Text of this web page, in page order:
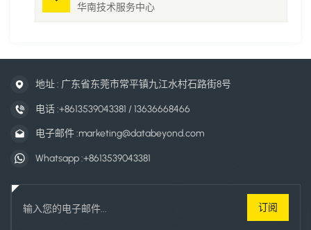
华南技术服务中心
地址 : 广东省东莞市常平镇九江水村石路街8号
电话 :+8613539043381 / 13636668466
电子邮件 :marketing@databeyond.com
Whatsapp :+8613539043381